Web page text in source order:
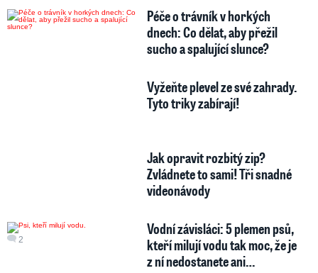
Péče o trávník v horkých
dnech: Co dělat, aby přežil
sucho a spalující slunce?
Vyžeňte plevel ze své zahrady.
Tyto triky zabírají!
Jak opravit rozbitý zip?
Zvládnete to sami! Tři snadné
videonávody
2
Vodní závisláci: 5 plemen psů,
kteří milují vodu tak moc, že je
z ní nedostanete ani…